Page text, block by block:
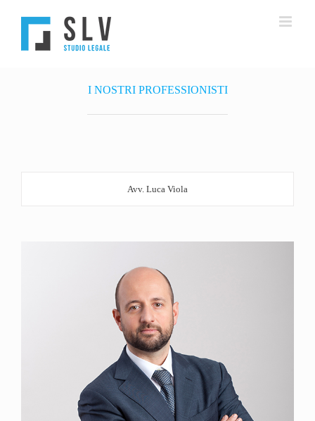
I NOSTRI PROFESSIONISTI
Avv. Luca Viola